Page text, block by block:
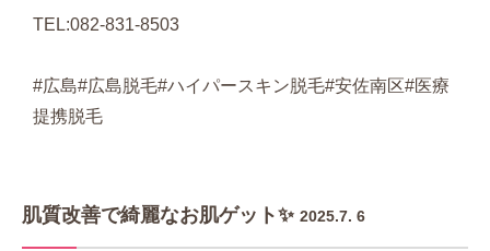
TEL:082-831-8503
#広島#広島脱毛#ハイパースキン脱毛#安佐南区#医療
提携脱毛
肌質改善で綺麗なお肌ゲット✨ 2025.7. 6